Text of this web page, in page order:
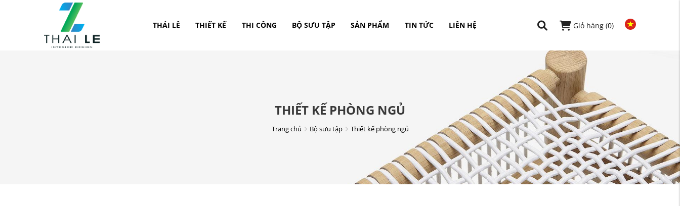
THÁI LÊ THIẾT KẾ THI CÔNG BỘ SƯU TẬP SẢN PHẨM TIN TỨC LIÊN HỆ Giỏ hàng (0)
THIẾT KẾ PHÒNG NGỦ
Trang chủ Bộ sưu tập Thiết kế phòng ngủ